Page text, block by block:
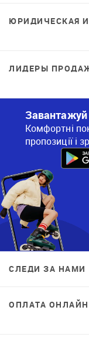
ЮРИДИЧЕСКАЯ
ЛИДЕРЫ
Завантажуй
Комфортні
пропозиції і
СЛЕДИ ЗА НАМИ
ОПЛАТА ОНЛАЙН